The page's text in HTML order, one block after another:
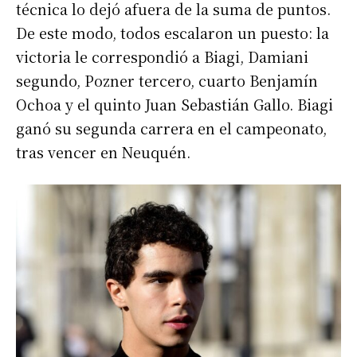
técnica lo dejó afuera de la suma de puntos.
De este modo, todos escalaron un puesto: la
victoria le correspondió a Biagi, Damiani
segundo, Pozner tercero, cuarto Benjamín
Ochoa y el quinto Juan Sebastián Gallo. Biagi
ganó su segunda carrera en el campeonato,
tras vencer en Neuquén.